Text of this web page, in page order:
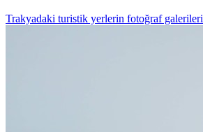
Trakyadaki turistik yerlerin fotoğraf galerileri